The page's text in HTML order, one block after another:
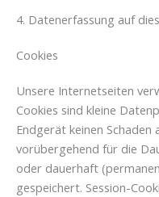
4. Datenerfassung auf
Cookies
Unsere Internetseiten
Cookies sind kleine
Endgerät keinen Schaden
vorübergehend für die
oder dauerhaft
gespeichert. Session-